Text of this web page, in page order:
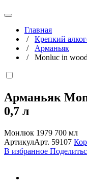
Главная
/ Крепкий
/ Арманьяк
/ Monluc in
Арманьяк
0,7 л
Монлюк 1979 700 мл
АртикулАрт. 59107
В избранное